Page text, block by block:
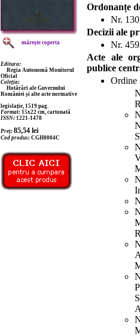
mărește coperta
Editura:
Regia Autonomă Monitorul
Oficial
Coleția:
Hotărâri ale Guvernului
României și alte acte normative
legislație, 1519 pag.
Format: 15x22 cm, cartonată
ISSN: 1221-1478
Preț: 85,54 lei
Cod produs: CGH0004C
Ordonanțe
Nr.
Decizii ale
Nr.
Acte ale
publice
Ordine